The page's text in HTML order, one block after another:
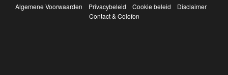
Algemene Voorwaarden Privacybeleid Cookie beleid
Disclaimer
Contact & Colofon